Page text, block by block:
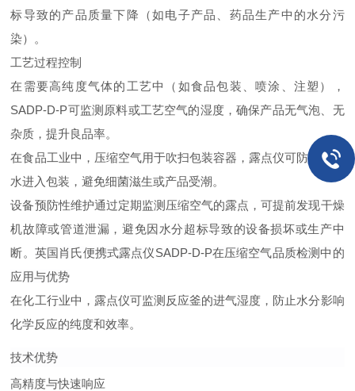
标导致的产品质量下降（如电子产品、药品生产中的水分污
染）。
工艺过程控制
在需要高纯度气体的工艺中（如食品包装、喷涂、注塑），
SADP-D-P可监测原料或工艺空气的湿度，确保产品无气泡、无
杂质，提升良品率。
在食品工业中，压缩空气用于吹扫包装容器，露点仪可防止液态
水进入包装，避免细菌滋生或产品受潮。
设备预防性维护通过定期监测压缩空气的露点，可提前发现干燥
机故障或管道泄漏，避免因水分超标导致的设备损坏或生产中
断。 英国肖氏便携式露点仪SADP-D-P在压缩空气品质检测中的
应用与优势
在化工行业中，露点仪可监测反应釜的进气湿度，防止水分影响
化学反应的纯度和效率。
技术优势
高精度与快速响应